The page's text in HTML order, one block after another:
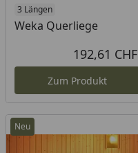
3 Längen
Weka Querliege
192,61 CHF
Zum Produkt
Neu